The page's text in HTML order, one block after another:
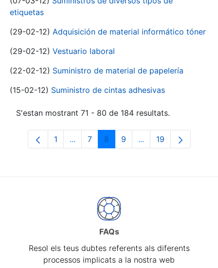
etiquetas
(29-02-12) Adquisición de material informático tóner
(29-02-12) Vestuario laboral
(22-02-12) Suministro de material de papelería
(15-02-12) Suministro de cintas adhesivas
S'estan mostrant 71 - 80 de 184 resultats.
Pàgina
1 ...Pàgines intermèdies Utilitzeu TAB per
Pàgina
7 Pàgina
8 Pàgina
9 ...PàginesPàgina
19
FAQs
Resol els teus dubtes referents als diferents
processos implicats a la nostra web